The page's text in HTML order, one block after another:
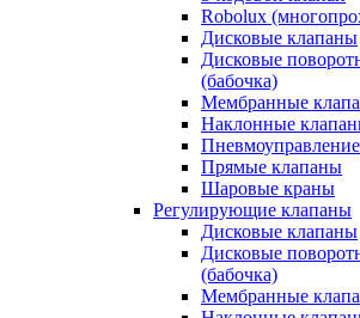
Robolux
Дисковые клапаны
Дисковые
(бабочка)
Мембранные
Наклонные
Пневмоуправление
Прямые клапаны
Шаровые краны
Регулирующие клапаны
Дисковые клапаны
Дисковые
(бабочка)
Мембранные